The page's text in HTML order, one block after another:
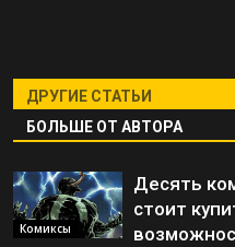
ДРУГИЕ СТАТЬИ
БОЛЬШЕ ОТ АВТОРА
Комиксы
Десять
стоит